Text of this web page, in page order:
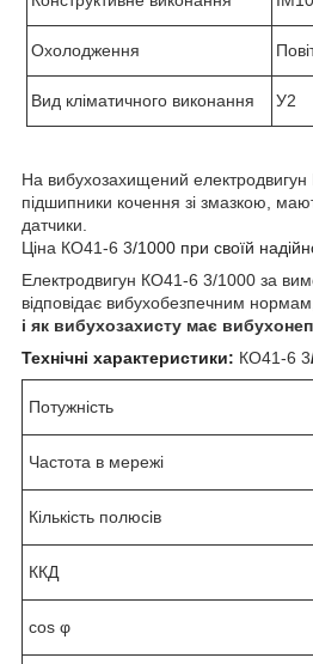
Охолодження
Вид кліматичного виконання У2
На вибухозахищений
підшипники кочення зі змазкою,
датчики.
Ціна КО41-6 3/1000 при своїй
Електродвигун КО41-6 3/1000 за
відповідає вибухобезпечним
і як вибухозахисту має
Технічні характеристики: КО41-6 3
Потужність
Частота в мережі
Кількість полюсів
ККД
cos φ